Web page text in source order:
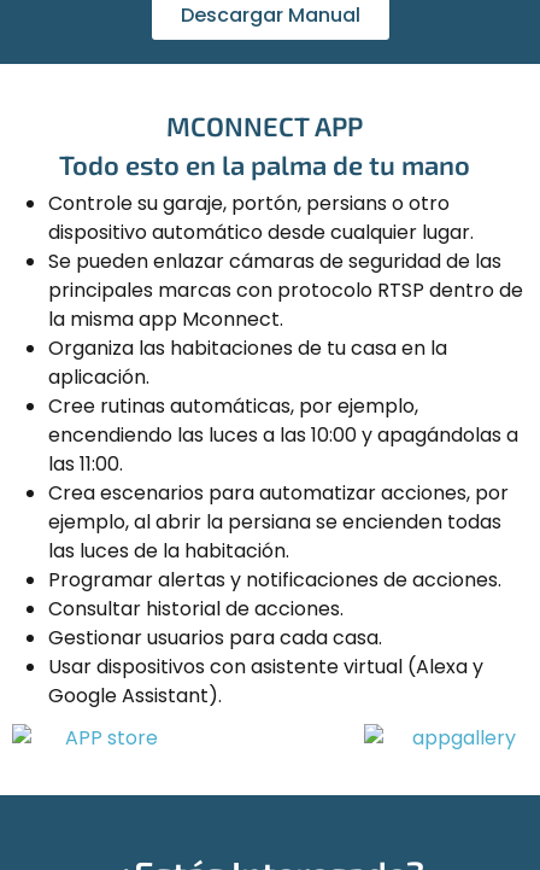
Descargar Manual
MCONNECT APP
Todo esto en la palma de tu mano
Controle su garaje, portón, persians o otro
dispositivo automático desde cualquier lugar.
Se pueden enlazar cámaras de seguridad de las
principales marcas con protocolo RTSP dentro de
la misma app Mconnect.
Organiza las habitaciones de tu casa en la
aplicación.
Cree rutinas automáticas, por ejemplo,
encendiendo las luces a las 10:00 y apagándolas a
las 11:00.
Crea escenarios para automatizar acciones, por
ejemplo, al abrir la persiana se encienden todas
las luces de la habitación.
Programar alertas y notificaciones de acciones.
Consultar historial de acciones.
Gestionar usuarios para cada casa.
Usar dispositivos con asistente virtual (Alexa y
Google Assistant).